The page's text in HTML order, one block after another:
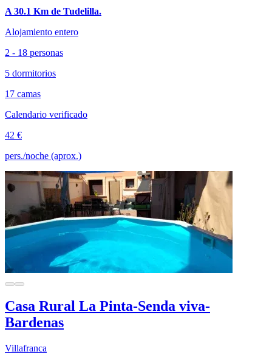
A 30.1 Km de Tudelilla.
Alojamiento entero
2 - 18 personas
5 dormitorios
17 camas
Calendario verificado
42 €
pers./noche (aprox.)
Casa Rural La Pinta-Senda viva-
Bardenas
Villafranca